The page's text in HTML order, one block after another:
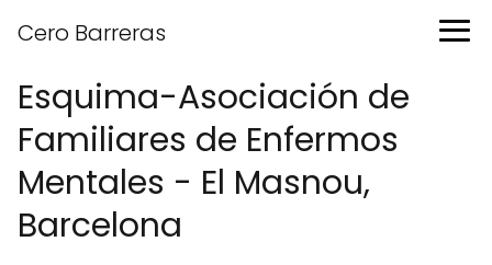
Cero Barreras
Esquima-Asociación de
Familiares de Enfermos
Mentales - El Masnou,
Barcelona